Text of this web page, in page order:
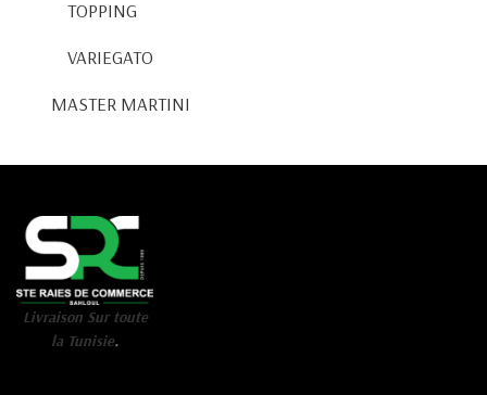
TOPPING
VARIEGATO
MASTER MARTINI
Livraison Sur toute
la Tunisie.